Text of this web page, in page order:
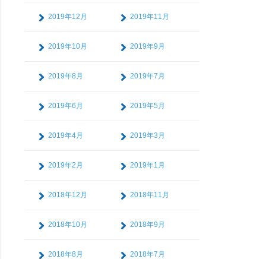
2019年12月 2019年11月
2019年10月 2019年9月
2019年8月 2019年7月
2019年6月 2019年5月
2019年4月 2019年3月
2019年2月 2019年1月
2018年12月 2018年11月
2018年10月 2018年9月
2018年8月 2018年7月